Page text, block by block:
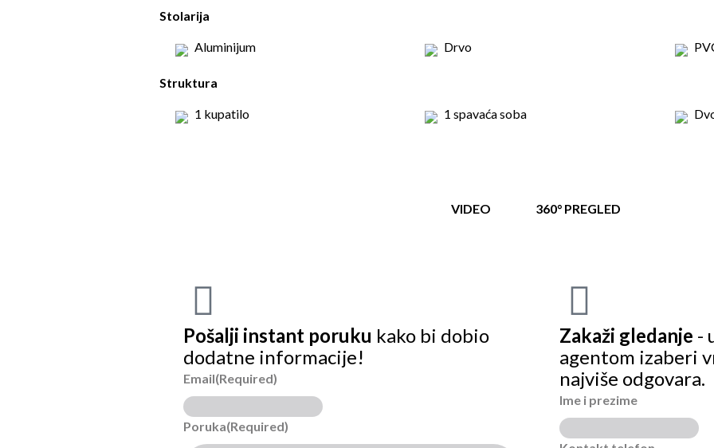
Stolarija
Aluminijum Drvo
Struktura
1 kupatilo 1 spavaća soba
VIDEO 360° PREGLED
Pošalji instant poruku kako bi dobio
dodatne informacije!
Email(Required)
Poruka(Required)
Zakaži gledanje -
agentom izaberi
najviše odgovara.
Ime i prezime